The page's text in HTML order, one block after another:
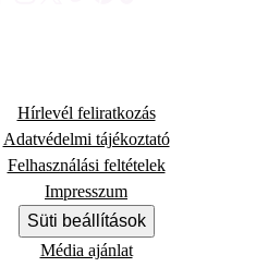
Hírlevél feliratkozás
Adatvédelmi tájékoztató
Felhasználási feltételek
Impresszum
Süti beállítások
Média ajánlat